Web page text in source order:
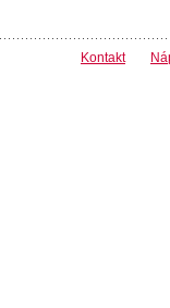
Kontakt